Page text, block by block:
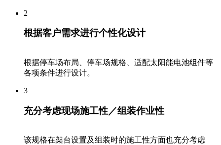
2
根据客户需求进行个性化设计
根据停车场布局、停车场规格、适配太阳能电池组件等
各项条件进行设计。
3
充分考虑现场施工性／组装作业性
该规格在架台设置及组装时的施工性方面也充分考虑